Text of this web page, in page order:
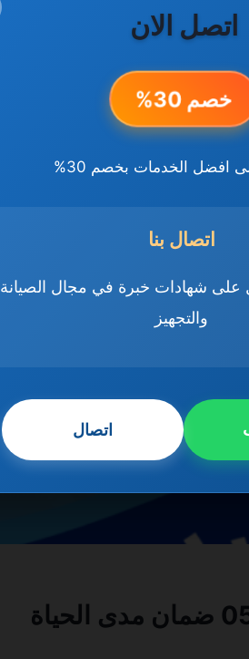
اتصل الان
خصم 30%
افضل الخدمات بخصم 30%
اتصال بنا
شهادات خبرة في مجال الصيانة
والتجهيز
اتصال